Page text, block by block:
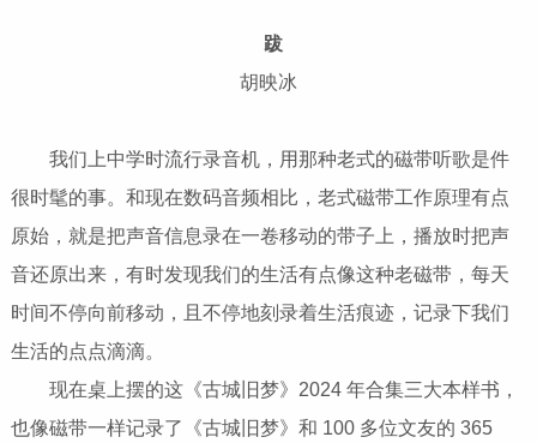
跋
胡映冰
我们上中学时流行录音机，用那种老式的磁带听歌是件
很时髦的事。和现在数码音频相比，老式磁带工作原理有点
原始，就是把声音信息录在一卷移动的带子上，播放时把声
音还原出来，有时发现我们的生活有点像这种老磁带，每天
时间不停向前移动，且不停地刻录着生活痕迹，记录下我们
生活的点点滴滴。
现在桌上摆的这《古城旧梦》2024 年合集三大本样书，
也像磁带一样记录了《古城旧梦》和 100 多位文友的 365